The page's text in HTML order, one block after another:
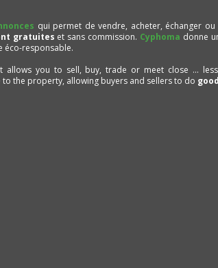
qui permet de vendre, acheter, échanger
gratuites et sans commission. Cyphoma donne
éco-responsable.
allows you to sell, buy, trade or meet close ...
to the property, allowing buyers and sellers to do